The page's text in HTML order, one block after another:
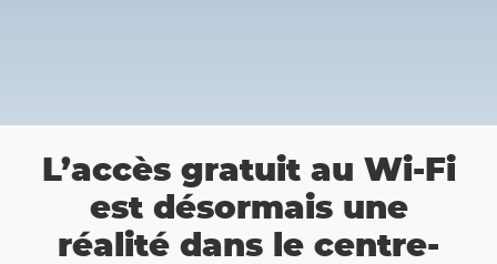
L’accès gratuit au Wi-Fi
est désormais une
réalité dans le centre-